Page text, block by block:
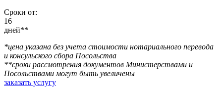
Сроки от:
16
дней**
*цена указана без учета стоимости нотариального перевода
и консульского сбора Посольства
**cроки рассмотрения документов Министерствами и
Посольствами могут быть увеличены
заказать услугу